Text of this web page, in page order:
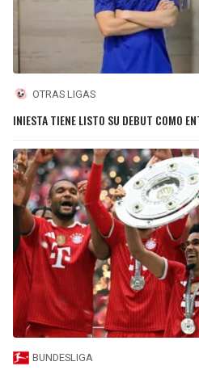
OTRAS LIGAS
INIESTA TIENE LISTO SU DEBUT COMO
BUNDESLIGA